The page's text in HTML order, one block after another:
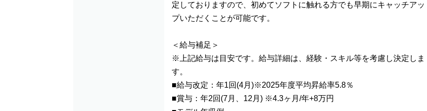
定しておりますので、初めてソフトに触れる方でも早期にキャッチアッ
プいただくことが可能です。
＜給与補足＞
※上記給与は目安です。給与詳細は、経験・スキル等を考慮し決定しま
す。
■給与改定：年1回(4月)※2025年度平均昇給率5.8％
■賞与：年2回(7月、12月) ※4.3ヶ月/年+8万円